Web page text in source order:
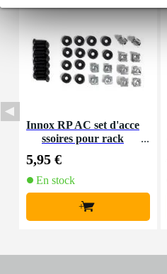
Innox RP AC set d'acce
ssoires pour rack
5,95 €
En stock
+